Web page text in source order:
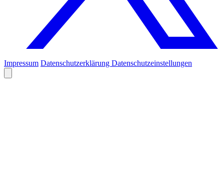
Impressum Datenschutzerklärung Datenschutzeinstellungen